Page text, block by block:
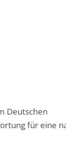
Deutschen
für eine